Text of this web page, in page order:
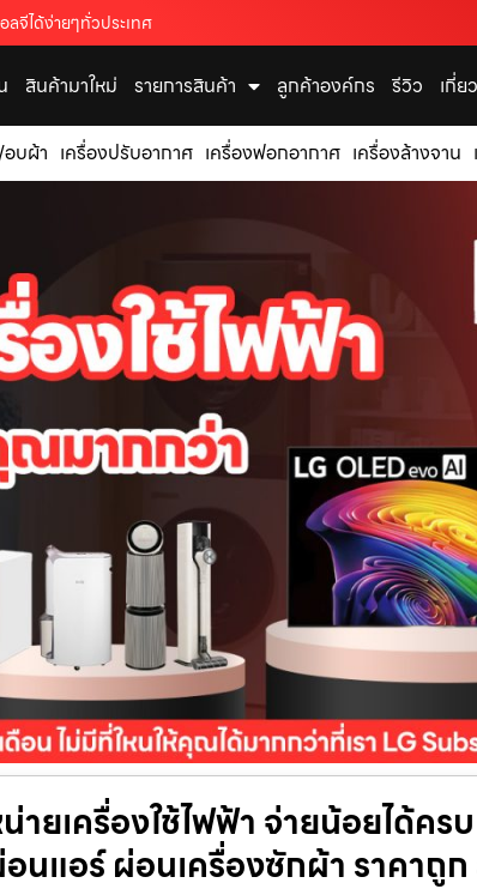
ลจีได้ง่ายๆทั่วประเทศ
สินค้ามาใหม่ รายการสินค้า ลูกค้าองค์กร รีวิว เกี่ย
บผ้า เครื่องปรับอากาศ เครื่องฟอกอากาศ เครื่องล้างจาน
ยเครื่องใช้ไฟฟ้า จ่ายน้อยได้คร
นแอร์ ผ่อนเครื่องซักผ้า ราคาถู